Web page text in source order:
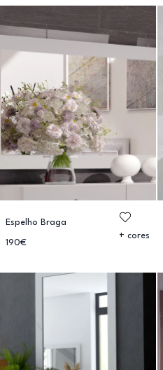
Espelho Braga
190€
+ cores